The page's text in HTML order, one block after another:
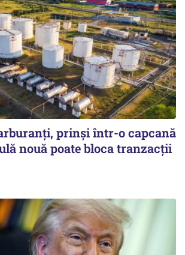
prinși într-o capcană
nouă poate bloca tranzacții